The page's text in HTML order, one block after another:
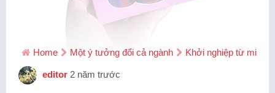
Home Một ý tưởng đổi cả ngành Khởi nghiệp từ miệt
editor 2 năm trước